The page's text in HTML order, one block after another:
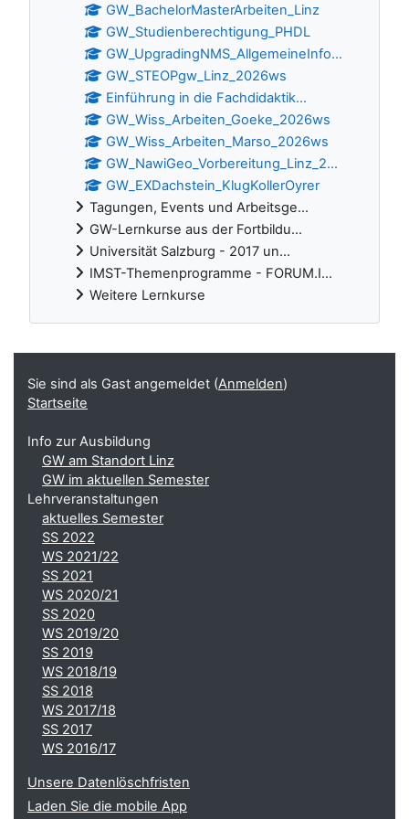
GW_BachelorMasterArbeiten_Linz
GW_Studienberechtigung_PHDL
GW_UpgradingNMS_AllgemeineInfo...
GW_STEOPgw_Linz_2026ws
Einführung in die Fachdidaktik...
GW_Wiss_Arbeiten_Goeke_2026ws
GW_Wiss_Arbeiten_Marso_2026ws
GW_NawiGeo_Vorbereitung_Linz_2...
GW_EXDachstein_KlugKollerOyrer
Tagungen, Events und Arbeitsge...
GW-Lernkurse aus der Fortbildu...
Universität Salzburg - 2017 un...
IMST-Themenprogramme - FORUM.I...
Weitere Lernkurse
Ergänzungsblöcke
Sie sind als Gast angemeldet (Anmelden)
Startseite
Info zur Ausbildung
GW am Standort Linz
GW im aktuellen Semester
Lehrveranstaltungen
aktuelles Semester
SS 2022
WS 2021/22
SS 2021
WS 2020/21
SS 2020
WS 2019/20
SS 2019
WS 2018/19
SS 2018
WS 2017/18
SS 2017
WS 2016/17
Unsere Datenlöschfristen
Laden Sie die mobile App